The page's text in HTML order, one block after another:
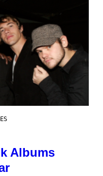
Albums